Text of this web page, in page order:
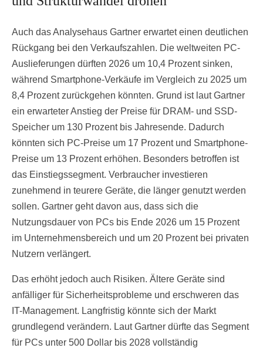
Auch das Analysehaus Gartner erwartet einen deutlichen
Rückgang bei den Verkaufszahlen. Die weltweiten PC-
Auslieferungen dürften 2026 um 10,4 Prozent sinken,
während Smartphone-Verkäufe im Vergleich zu 2025 um
8,4 Prozent zurückgehen könnten. Grund ist laut Gartner
ein erwarteter Anstieg der Preise für DRAM- und SSD-
Speicher um 130 Prozent bis Jahresende. Dadurch
könnten sich PC-Preise um 17 Prozent und Smartphone-
Preise um 13 Prozent erhöhen. Besonders betroffen ist
das Einstiegssegment. Verbraucher investieren
zunehmend in teurere Geräte, die länger genutzt werden
sollen. Gartner geht davon aus, dass sich die
Nutzungsdauer von PCs bis Ende 2026 um 15 Prozent
im Unternehmensbereich und um 20 Prozent bei privaten
Nutzern verlängert.
Das erhöht jedoch auch Risiken. Ältere Geräte sind
anfälliger für Sicherheitsprobleme und erschweren das
IT-Management. Langfristig könnte sich der Markt
grundlegend verändern. Laut Gartner dürfte das Segment
für PCs unter 500 Dollar bis 2028 vollständig